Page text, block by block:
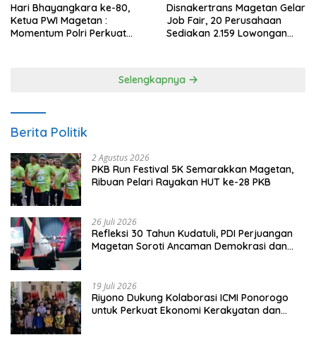
Hari Bhayangkara ke-80,
Ketua PWI Magetan :
Momentum Polri Perkuat
Disnakertrans Magetan Gelar
Job Fair, 20 Perusahaan
Sediakan 2.159 Lowongan
Selengkapnya
Berita Politik
2 Agustus 2026
PKB Run Festival 5K Semarakkan Magetan,
Ribuan Pelari Rayakan HUT ke-28 PKB
26 Juli 2026
Refleksi 30 Tahun Kudatuli, PDI Perjuangan
Magetan Soroti Ancaman Demokrasi dan
19 Juli 2026
Riyono Dukung Kolaborasi ICMI Ponorogo
untuk Perkuat Ekonomi Kerakyatan dan